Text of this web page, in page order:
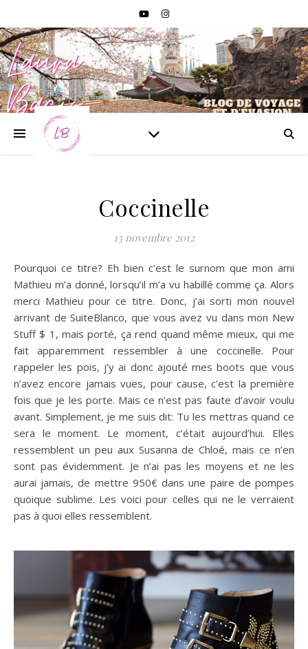
Coccinelle
13 novembre 2012
Pourquoi ce titre? Eh bien c’est le surnom que mon ami
Mathieu m’a donné, lorsqu’il m’a vu habillé comme ça. Alors
merci Mathieu pour ce titre. Donc, j’ai sorti mon nouvel
arrivant de SuiteBlanco, que vous avez vu dans mon New
Stuff $ 1, mais porté, ça rend quand même mieux, qui me
fait apparemment ressembler à une coccinelle. Pour
rappeler les pois, j’y ai donc ajouté mes boots que vous
n’avez encore jamais vues, pour cause, c’est la première
fois que je les porte. Mais ce n’est pas faute d’avoir voulu
avant. Simplement, je me suis dit: Tu les mettras quand ce
sera le moment. Le moment, c’était aujourd’hui. Elles
ressemblent un peu aux Susanna de Chloé, mais ce n’en
sont pas évidemment. Je n’ai pas les moyens et ne les
aurai jamais, de mettre 950€ dans une paire de pompes
quoique sublime. Les voici pour celles qui ne le verraient
pas à quoi elles ressemblent.